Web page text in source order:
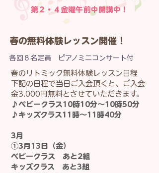
第２・４金曜午前中開講中！
春の無料体験レッスン開催！
​各回８名定員 ピアノミニコンサート付
春のリトミック無料体験レッスン日程
下記の日程で当日ご入会頂くと、ご入会
金3.000円無料とさせていただきます。
♪ベビークラス10時10分〜10時50分
♪キッズクラス11時〜11時40分
3月
​①3月13日（金）
ベビークラス あと2組
キッズクラス あと3組